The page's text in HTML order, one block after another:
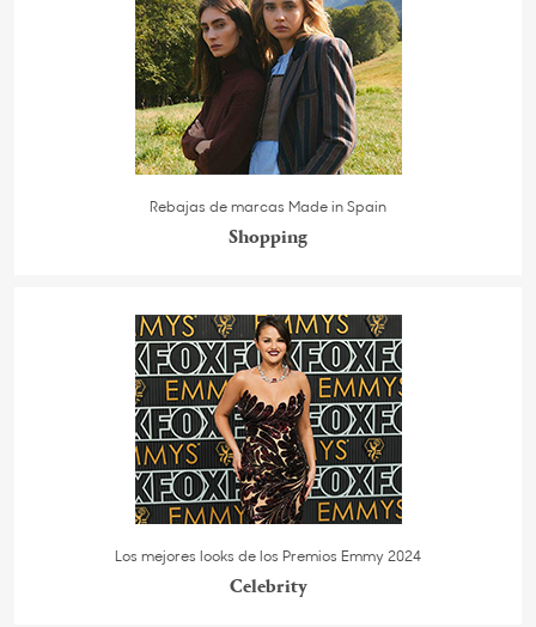
Rebajas de marcas Made in Spain
Shopping
Los mejores looks de los Premios Emmy 2024
Celebrity